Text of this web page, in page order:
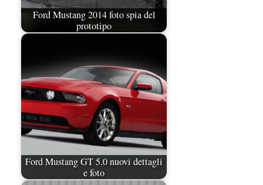
Ford Mustang 2014 foto spia del
prototipo
Ford Mustang GT 5.0 nuovi dettagli
e foto